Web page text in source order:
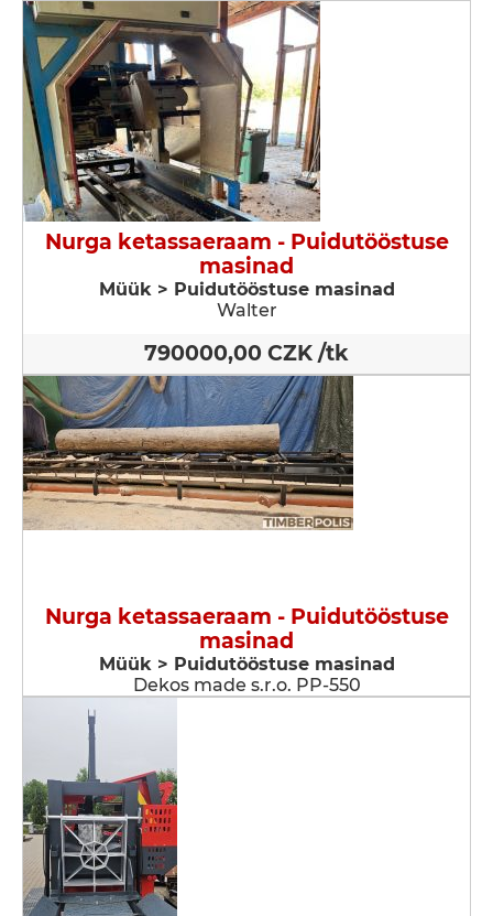
Nurga ketassaeraam - Puidutööstuse
masinad
Müük > Puidutööstuse masinad
Walter
790000,00 CZK /tk
Nurga ketassaeraam - Puidutööstuse
masinad
Müük > Puidutööstuse masinad
Dekos made s.r.o. PP-550